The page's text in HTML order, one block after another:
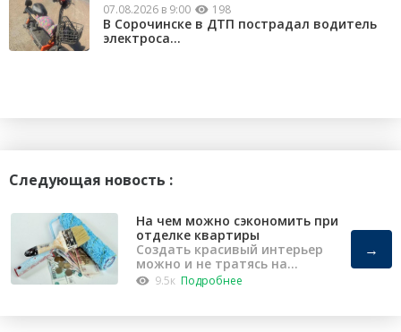
07.08.2026 в 9:00 198
В Сорочинске в ДТП пострадал водитель
электроса...
Следующая новость :
На чем можно сэкономить при
отделке квартиры
Создать красивый интерьер
можно и не тратясь на
капремонт
9.5к Подробнее
→